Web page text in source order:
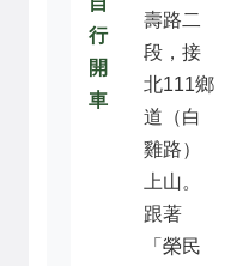
行
開
車
壽路二
段，接
北111鄉
道（白
雞路）
上山。
跟著
「榮民